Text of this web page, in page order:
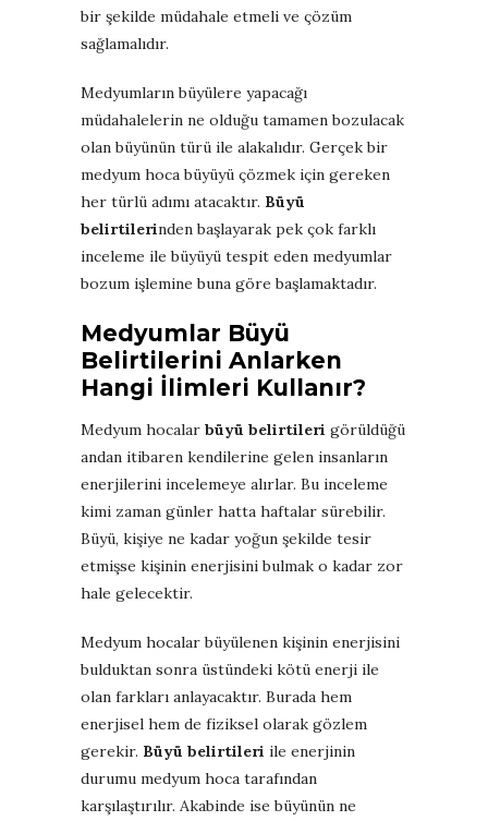
bir şekilde müdahale etmeli ve çözüm
sağlamalıdır.
Medyumların büyülere yapacağı
müdahalelerin ne olduğu tamamen bozulacak
olan büyünün türü ile alakalıdır. Gerçek bir
medyum hoca büyüyü çözmek için gereken
her türlü adımı atacaktır. Büyü
belirtilerinden başlayarak pek çok farklı
inceleme ile büyüyü tespit eden medyumlar
bozum işlemine buna göre başlamaktadır.
Medyumlar Büyü
Belirtilerini Anlarken
Hangi İlimleri Kullanır?
Medyum hocalar büyü belirtileri görüldüğü
andan itibaren kendilerine gelen insanların
enerjilerini incelemeye alırlar. Bu inceleme
kimi zaman günler hatta haftalar sürebilir.
Büyü, kişiye ne kadar yoğun şekilde tesir
etmişse kişinin enerjisini bulmak o kadar zor
hale gelecektir.
Medyum hocalar büyülenen kişinin enerjisini
bulduktan sonra üstündeki kötü enerji ile
olan farkları anlayacaktır. Burada hem
enerjisel hem de fiziksel olarak gözlem
gerekir. Büyü belirtileri ile enerjinin
durumu medyum hoca tarafından
karşılaştırılır. Akabinde ise büyünün ne